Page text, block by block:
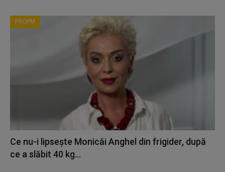
PROFM
Ce nu-i lipsește Monicăi Anghel din frigider, după
ce a slăbit 40 kg...